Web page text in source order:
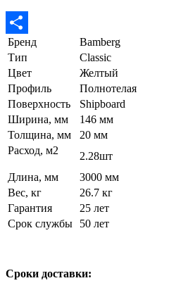
Отправить
Бренд
Bamberg
Тип
Classic
Цвет
Желтый
Профиль
Полнотелая
Поверхность
Shipboard
Ширина, мм
146 мм
Толщина, мм
20 мм
Расход, м2
2.28шт
Длина, мм
3000 мм
Вес, кг
26.7 кг
Гарантия
25 лет
Срок службы
50 лет
Сроки доставки: